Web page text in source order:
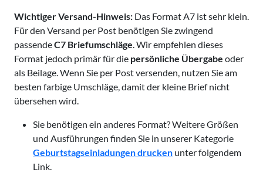
Wichtiger Versand-Hinweis: Das Format A7 ist sehr klein.
Für den Versand per Post benötigen Sie zwingend
passendeC7 Briefumschläge. Wir empfehlen dieses
Format jedoch primär für die persönliche Übergabe oder
als Beilage. Wenn Sie per Post versenden, nutzen Sie am
besten farbige Umschläge, damit der kleine Brief nicht
übersehen wird.
Sie benötigen ein anderes Format? Weitere Größen
und Ausführungen finden Sie in unserer Kategorie
Geburtstagseinladungen drucken unter folgendem
Link.